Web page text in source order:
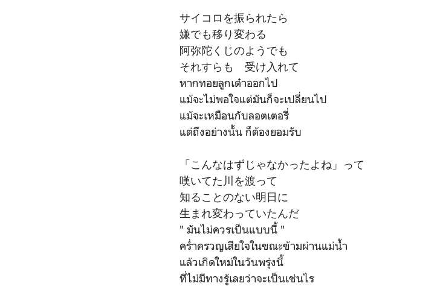
サイコロを振られたら
嫌でも移り変わる
阿弥陀くじのようでも
それすらも 受け入れて
หากทอยลูกเต๋าออกไป
แม้จะไม่พอใจแต่มันก็จะเปลี่ยนไป
แม้จะเหมือนกับลอตเตอรี่
แต่ถึงอย่างนั้น ก็ต้องยอมรับ
「こんなはずじゃなかったよね」って
嘆いてた川を渡って
知ることのない明日に
生まれ変わっていたんだ
" มันไม่ควรเป็นแบบนี้ "
คร่ำครวญเสียใจในขณะข้ามผ่านแม่น้ำ
แล้วเกิดใหม่ในวันพรุ่งนี้
ที่ไม่มีทางรู้เลยว่าจะเป็นเช่นไร